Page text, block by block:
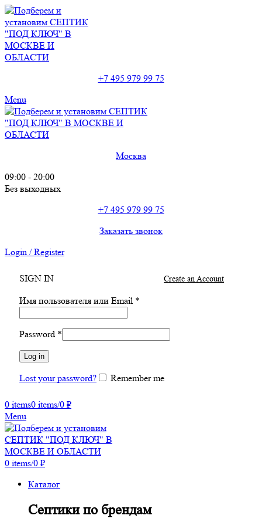
+7 495 979 99 75
Menu
Москва
09:00 - 20:00
Без выходных
+7 495 979 99 75
Заказать звонок
Login / Register
SIGN IN Create an Account
Имя пользователя или Email *
Password *
Log in
Lost your password? Remember me
0 items0 items/0 ₽
Menu
0 items/0 ₽
Каталог
Септики по брендам